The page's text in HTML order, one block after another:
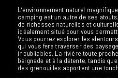
L’environnement naturel
camping est un autre de ses
de richesses naturelles et
idéalement situé pour vous
Vous pourrez explorer les
qui vous fera traverser des
inoubliables. La rivière toute
baignade et à la détente, tandis
des grenouilles apportent une